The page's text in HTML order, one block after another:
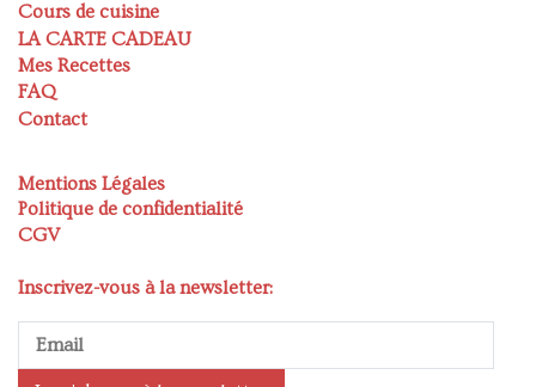
Cours de cuisine
LA CARTE CADEAU
Mes Recettes
FAQ
Contact
Mentions Légales
Politique de confidentialité
CGV
Inscrivez-vous à la newsletter: